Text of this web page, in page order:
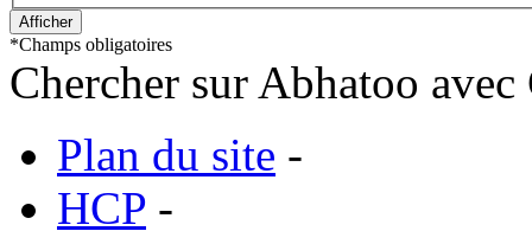
*Champs obligatoires
Chercher sur Abhatoo
Plan du site -
HCP -